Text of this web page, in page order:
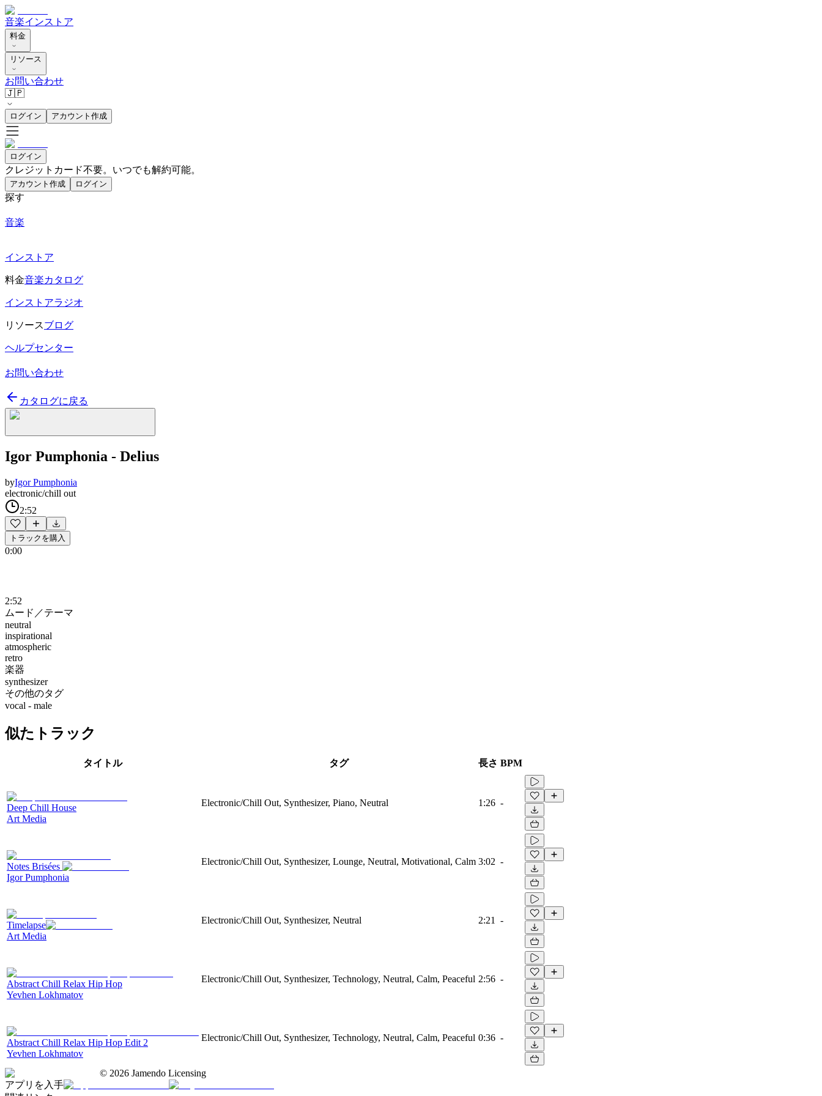
音楽インストア
料金
リソース
お問い合わせ
🇯🇵
ログイン アカウント作成
ログイン
クレジットカード不要。いつでも解約可能。
アカウント作成 ログイン
探す
音楽
インストア
料金音楽カタログ
インストアラジオ
リソースブログ
ヘルプセンター
お問い合わせ
カタログに戻る
Igor Pumphonia - Delius
byIgor Pumphonia
electronic/chill out
2:52
トラックを購入
0:00
2:52
ムード／テーマ
neutral
inspirational
atmospheric
retro
楽器
synthesizer
その他のタグ
vocal - male
似たトラック
タイトル タグ 長さ BPM
Deep Chill House
Art Media
Electronic/Chill Out, Synthesizer, Piano, Neutral 1:26 -
Notes Brisées
Igor Pumphonia
Electronic/Chill Out, Synthesizer, Lounge, Neutral, Motivational, Calm 3:02 -
Timelapse
Art Media
Electronic/Chill Out, Synthesizer, Neutral 2:21 -
Abstract Chill Relax Hip Hop
Yevhen Lokhmatov
Electronic/Chill Out, Synthesizer, Technology, Neutral, Calm, Peaceful 2:56 -
Abstract Chill Relax Hip Hop Edit 2
Yevhen Lokhmatov
Electronic/Chill Out, Synthesizer, Technology, Neutral, Calm, Peaceful 0:36 -
© 2026 Jamendo Licensing
アプリを入手